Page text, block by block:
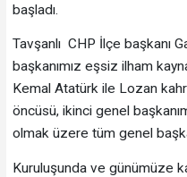
başladı.
Tavşanlı CHP İlçe başkanı
başkanımız eşsiz ilham
Kemal Atatürk ile Lozan
öncüsü, ikinci genel
olmak üzere tüm genel
Kuruluşunda ve günümüze